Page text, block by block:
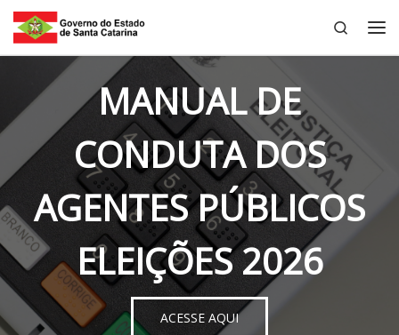
Skip to content
Search
MANUAL DE
CONDUTA DOS
AGENTES PÚBLICOS
ELEIÇÕES 2026
ACESSE AQUI